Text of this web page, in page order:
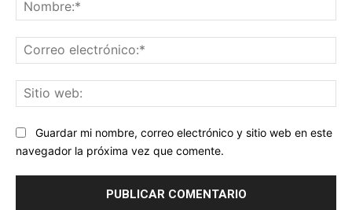
Guardar mi nombre, correo electrónico y sitio web en este
navegador la próxima vez que comente.